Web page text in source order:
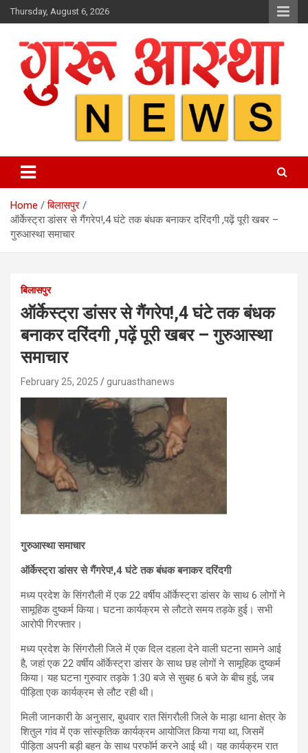
Skip
to
Thursday, August 6, 2026
Home
बिलासपुर
ऑर्केस्ट्रा डांसर से गैंगरेप!,4 घंटे तक बंधक बनाकर दरिंदगी ,पढ़ें पूरी खबर –
गुरुआस्था समाचार
बिलासपुर
ऑर्केस्ट्रा डांसर से गैंगरेप!,4 घंटे तक बंधक
बनाकर दरिंदगी ,पढ़ें पूरी खबर – गुरुआस्था
समाचार
February 25, 2025 guruasthanews
गुरुआस्था समाचार
ऑर्केस्ट्रा डांसर से गैंगरेप!,4 घंटे तक बंधक बनाकर दरिंदगी
मध्य प्रदेश के सिंगरौली में एक 22 वर्षीय ऑर्केस्ट्रा डांसर के साथ 6 लोगों ने
सामूहिक दुष्कर्म किया। घटना कार्यक्रम से लौटते समय तड़के हुई। सभी
आरोपी गिरफ्तार।
मध्य प्रदेश के सिंगरौली जिले में एक दिल दहला देने वाली घटना सामने आई
है, जहां एक 22 वर्षीय ऑर्केस्ट्रा डांसर के साथ छह लोगों ने सामूहिक दुष्कर्म
किया। यह घटना गुरुवार तड़के 1:30 बजे से सुबह 6 बजे के बीच हुई, जब
पीड़िता एक कार्यक्रम से लौट रही थी।
मिली जानकारी के अनुसार, बुधवार रात सिंगरौली जिले के माड़ा थाना क्षेत्र के
शितुल गांव में एक सांस्कृतिक कार्यक्रम आयोजित किया गया था, जिसमें
पीड़िता अपनी बड़ी बहन के साथ परफॉर्म करने आई थी। यह कार्यक्रम रात